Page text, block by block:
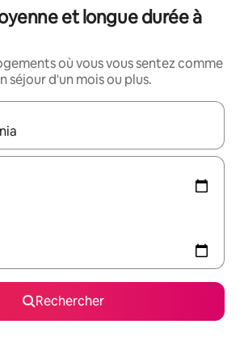
et longue durée à
où vous vous sentez comme
séjour d'un mois ou plus.
s'affichent, utilisez les flèches vers le
Rechercher